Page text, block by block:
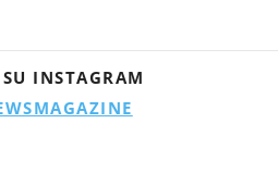
INSTAGRAM